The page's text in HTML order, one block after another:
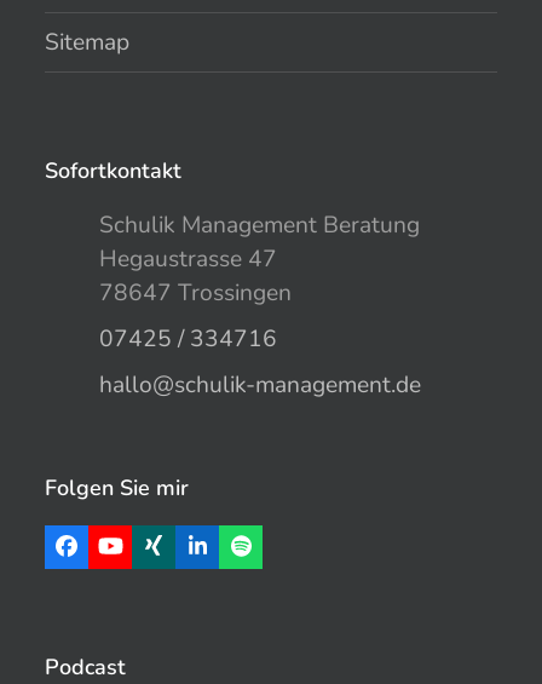
Sitemap
Sofortkontakt
Schulik Management Beratung
Hegaustrasse 47
78647 Trossingen
07425 / 334716
hallo@schulik-management.de
Folgen Sie mir
Facebook
YouTube
XingLinkedInSpotify
Podcast